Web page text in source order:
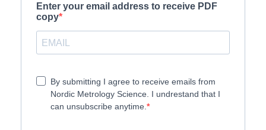
Enter your email address to receive PDF
copy
By submitting I agree to receive emails from
Nordic Metrology Science. I undrestand that I
can unsubscribe anytime.